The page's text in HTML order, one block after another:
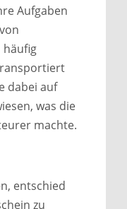
Aufgaben
häufig
dabei auf
was die
machte.​
entschied
zu